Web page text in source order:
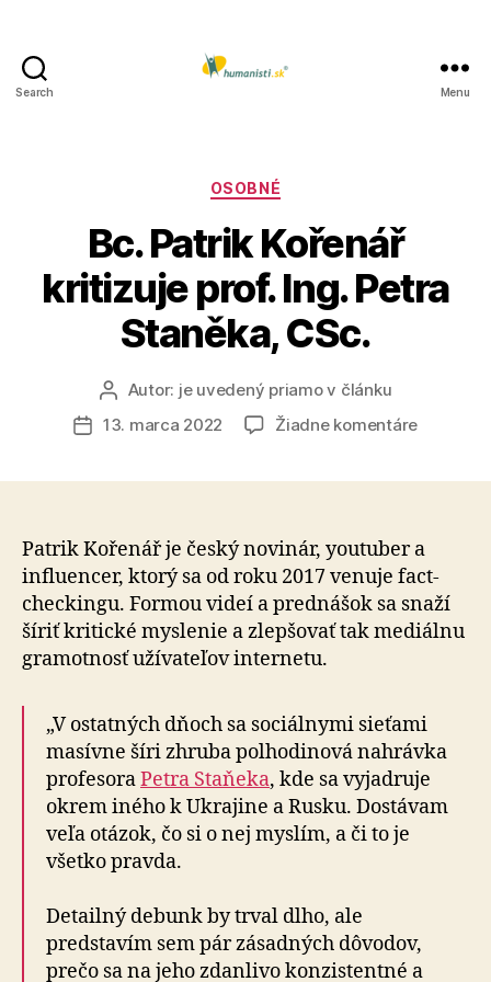
Search Menu
Kategórie
OSOBNÉ
Bc. Patrik Kořenář
kritizuje prof. Ing. Petra
Staněka, CSc.
Autor
článku
Autor: je uvedený priamo v článku
Dátum
13. marca 2022 Žiadne komentárena
prof.
Ing.
Petra
Staněka,
CSc.
Patrik Kořenář je český novinár, youtuber a
influencer, ktorý sa od roku 2017 venuje fact-
checkingu. Formou videí a prednášok sa snaží
šíriť kritické myslenie a zlepšovať tak mediálnu
gramotnosť užívateľov internetu.
„V ostatných dňoch sa sociálnymi sieťami
masívne šíri zhruba polhodinová nahrávka
profesoraPetra Staňeka, kde sa vyjadruje
okrem iného k Ukrajine a Rusku. Dostávam
veľa otázok, čo si o nej myslím, a či to je
všetko pravda.
Detailný debunk by trval dlho, ale
predstavím sem pár zásadných dôvodov,
prečo sa na jeho zdanlivo konzistentné a